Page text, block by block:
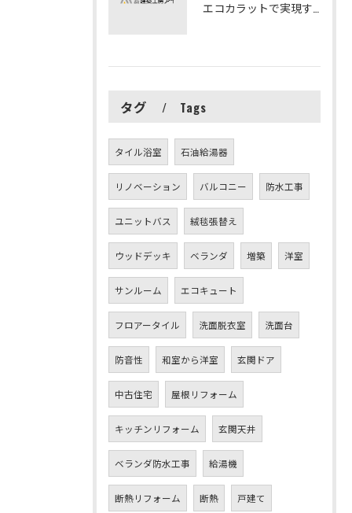
タグ Tags
タイル浴室 石油給湯器
リノベーション バルコニー 防水工事
ユニットバス 絨毯張替え
ウッドデッキ ベランダ 増築 洋室
サンルーム エコキュート
フロアータイル 洗面脱衣室 洗面台
防音性 和室から洋室 玄関ドア
中古住宅 屋根リフォーム
キッチンリフォーム 玄関天井
ベランダ防水工事 給湯機
断熱リフォーム 断熱 戸建て